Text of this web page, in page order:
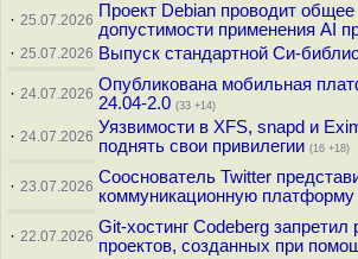
· 25.07.2026 Проект Debian проводит общее
допустимости применения AI
· 25.07.2026 Выпуск стандартной Си-
· 24.07.2026 Опубликована мобильная
24.04-2.0 (33 +14)
· 24.07.2026 Уязвимости в XFS, snapd и
поднять свои привилегии (16 +18)
· 23.07.2026 Сооснователь Twitter
коммуникационную платформу
· 22.07.2026 Git-хостинг Codeberg
проектов, созданных при